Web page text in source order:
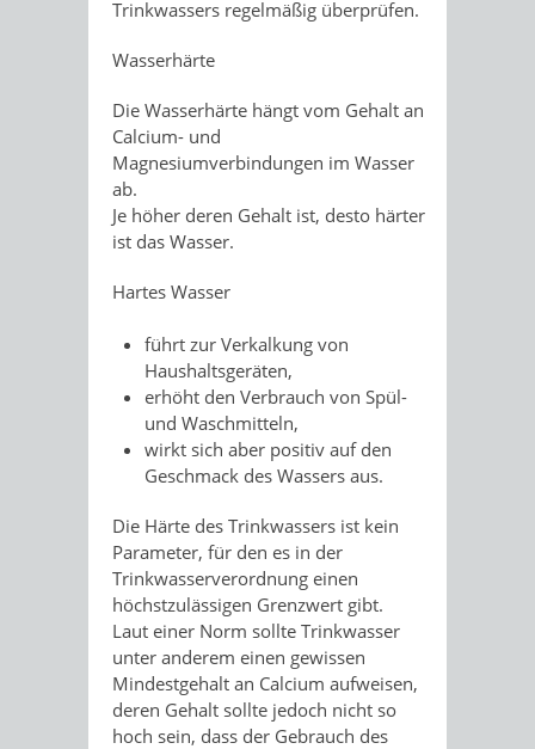
Trinkwassers regelmäßig überprüfen.
Wasserhärte
Die Wasserhärte hängt vom Gehalt an
Calcium- und
Magnesiumverbindungen im Wasser
ab.
Je höher deren Gehalt ist, desto härter
ist das Wasser.
Hartes Wasser
führt zur Verkalkung von
Haushaltsgeräten,
erhöht den Verbrauch von Spül-
und Waschmitteln,
wirkt sich aber positiv auf den
Geschmack des Wassers aus.
Die Härte des Trinkwassers ist kein
Parameter, für den es in der
Trinkwasserverordnung einen
höchstzulässigen Grenzwert gibt.
Laut einer Norm sollte Trinkwasser
unter anderem einen gewissen
Mindestgehalt an Calcium aufweisen,
deren Gehalt sollte jedoch nicht so
hoch sein, dass der Gebrauch des